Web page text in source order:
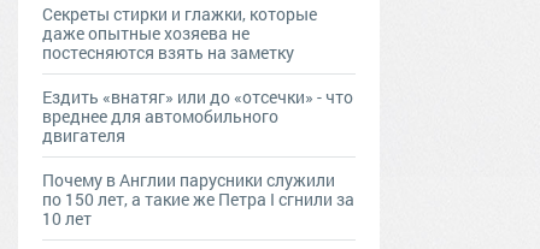
Секреты стирки и глажки, которые
даже опытные хозяева не
постесняются взять на заметку
Ездить «внатяг» или до «отсечки» - что
вреднее для автомобильного
двигателя
Почему в Англии парусники служили
по 150 лет, а такие же Петра I сгнили за
10 лет